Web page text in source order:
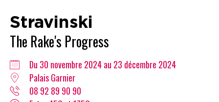
Stravinski
The Rake's Progress
Du 30 novembre 2024 au 23 décembre 2024
Palais Garnier
08 92 89 90 90